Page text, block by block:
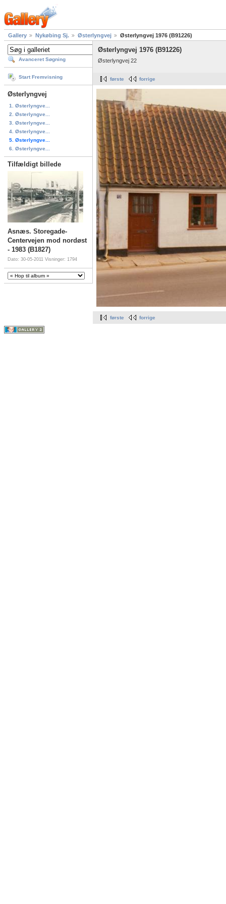
Gallery Nykøbing Sj. Østerlyngvej Østerlyngvej 1976 (B91226)
Avanceret Søgning
Start Fremvisning
Østerlyngvej
1. Østerlyngve...
2. Østerlyngve...
3. Østerlyngve...
4. Østerlyngve...
5. Østerlyngve...
6. Østerlyngve...
Tilfældigt billede
Asnæs. Storegade-
Centervejen mod nordøst
- 1983 (B1827)
Dato: 30-05-2011 Visninger: 1794
Østerlyngvej 1976 (B91226)
Østerlyngvej 22
første forrige
første forrige